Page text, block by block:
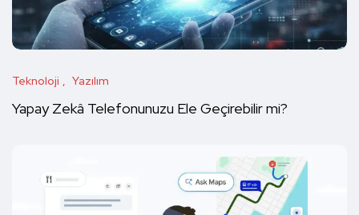
Teknoloji Yazılım
Yapay Zekâ Telefonunuzu Ele Geçirebilir mi?